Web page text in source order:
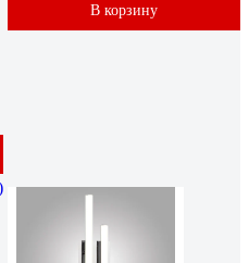
В корзину